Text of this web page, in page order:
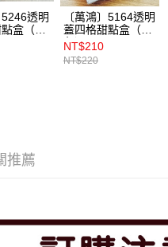
5246透明
盒（白
〔萬鴻〕5164透明
蓋四格甜點盒（白
色）10入
NT$210
NT$220
推薦